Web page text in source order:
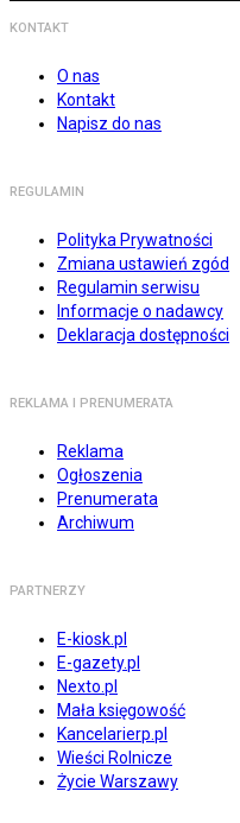
KONTAKT
O nas
Kontakt
Napisz do nas
REGULAMIN
Polityka Prywatności
Zmiana ustawień zgód
Regulamin serwisu
Informacje o nadawcy
Deklaracja dostępności
REKLAMA I PRENUMERATA
Reklama
Ogłoszenia
Prenumerata
Archiwum
PARTNERZY
E-kiosk.pl
E-gazety.pl
Nexto.pl
Mała księgowość
Kancelarierp.pl
Wieści Rolnicze
Życie Warszawy